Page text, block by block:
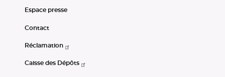
Espace presse
Contact
Réclamation
Caisse des Dépôts